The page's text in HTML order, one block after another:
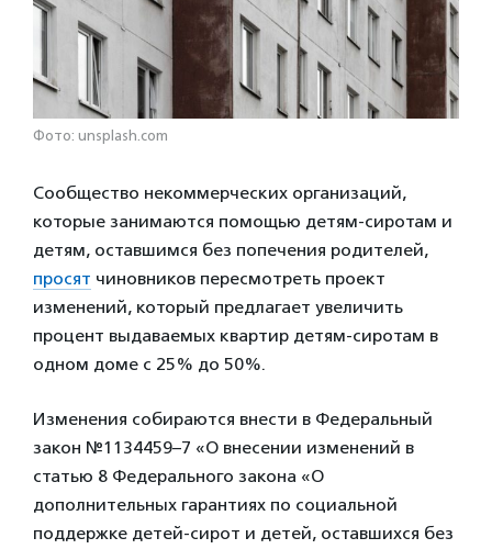
Фото: unsplash.com
Сообщество некоммерческих организаций,
которые занимаются помощью детям-сиротам и
детям, оставшимся без попечения родителей,
просят чиновников пересмотреть проект
изменений, который предлагает увеличить
процент выдаваемых квартир детям-сиротам в
одном доме с 25% до 50%.
Изменения собираются внести в Федеральный
закон №1134459–7 «О внесении изменений в
статью 8 Федерального закона «О
дополнительных гарантиях по социальной
поддержке детей-сирот и детей, оставшихся без